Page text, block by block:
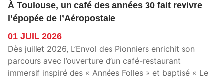
À Toulouse, un café des années 30 fait revivre
l’épopée de l’Aéropostale
01 JUIL 2026
Dès juillet 2026, L’Envol des Pionniers enrichit son
parcours avec l’ouverture d’un café-restaurant
immersif inspiré des « Années Folles » et baptisé « Le